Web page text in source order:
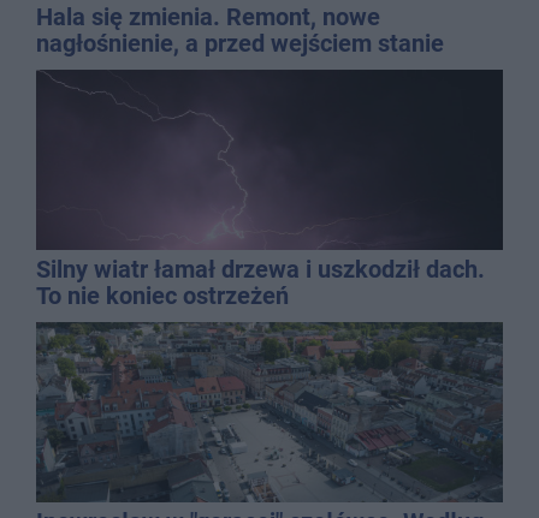
Hala się zmienia. Remont, nowe
nagłośnienie, a przed wejściem stanie
QEMETICA ARENA
Silny wiatr łamał drzewa i uszkodził dach.
To nie koniec ostrzeżeń